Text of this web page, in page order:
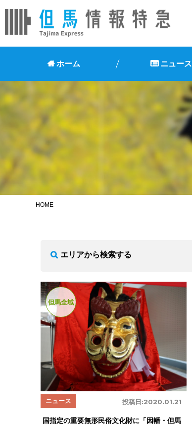
ホーム ニュース
HOME
エリアから検索する
但馬全域
投稿日:2020.01.21
ニュース
国指定の重要無形民俗文化財に「因幡・但馬